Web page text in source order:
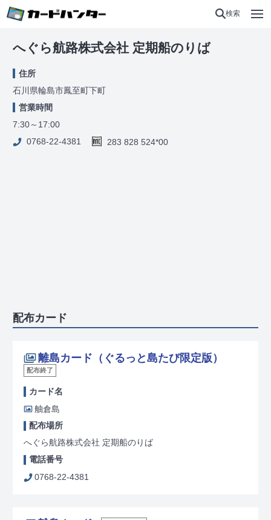
検索
へぐら航路株式会社 定期船のりば
住所
石川県輪島市鳳至町下町
営業時間
7:30～17:00
0768-22-4381
283 828 524*00
配布カード
離島カード（ぐるっと島たび限定版）
配布終了
カード名
舳倉島
配布場所
へぐら航路株式会社 定期船のりば
電話番号
0768-22-4381